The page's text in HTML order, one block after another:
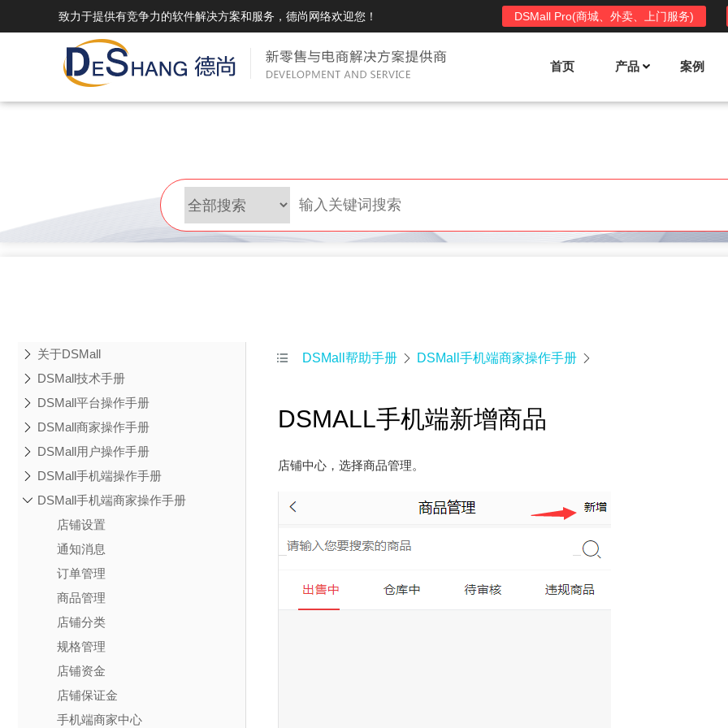
致力于提供有竞争力的软件解决方案和服务，德尚网络欢迎您！ DSMall Pro(商城、外卖、上门服务)
首页 产品
DSMall Pro功能列表
DSMall Pro支持商城购物，外卖，上门
服务，短视频等功能。
DSMall功能列表
系统支持平台自营、分销、拼团、限时
折扣、优惠套装、微信、小程序等
DSShop功能列表
案例
关于DSMall
DSMall技术手册
DSMall平台操作手册
DSMall商家操作手册
DSMall用户操作手册
DSMall手机端操作手册
DSMall手机端商家操作手册
店铺设置
通知消息
订单管理
商品管理
店铺分类
规格管理
店铺资金
店铺保证金
手机端商家中心
 DSMall帮助手册  DSMall手机端商家操作手册 
DSMALL手机端新增商品
店铺中心，选择商品管理。